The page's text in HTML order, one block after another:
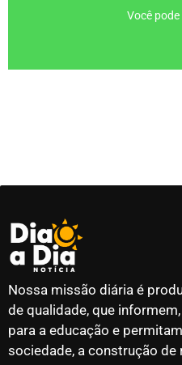
Você
Nossa missão diária é
de qualidade, que
para a educação e
sociedade, a construção de